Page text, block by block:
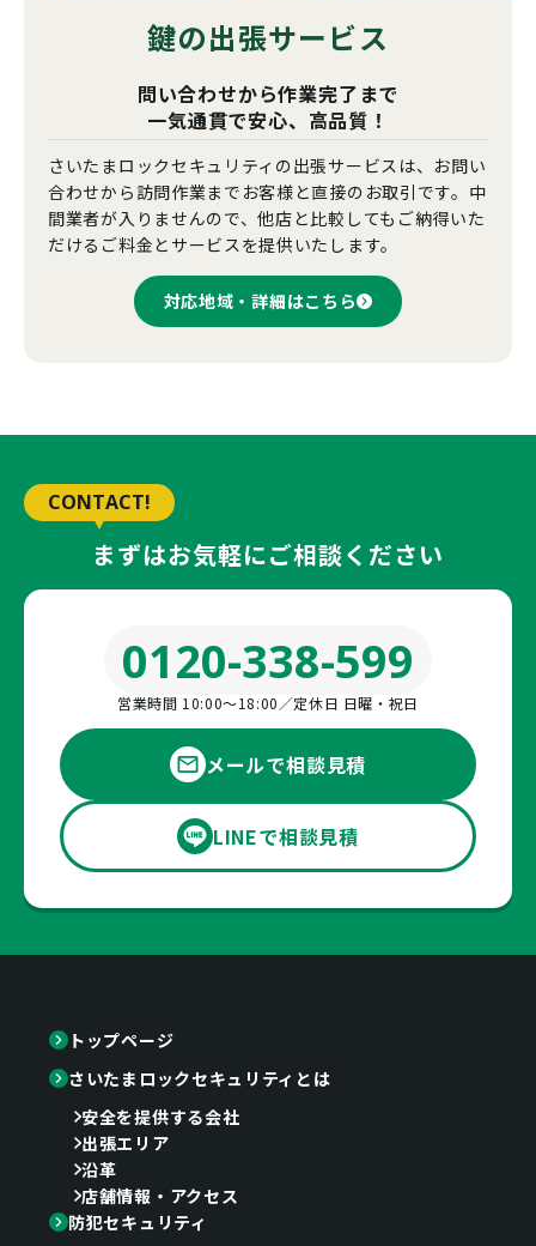
鍵の出張サービス
問い合わせから作業完了まで
一気通貫で安心、高品質！
さいたまロックセキュリティの出張サービスは、お問い
合わせから訪問作業までお客様と直接のお取引です。中
間業者が入りませんので、他店と比較してもご納得いた
だけるご料金とサービスを提供いたします。
対応地域・詳細はこちら
CONTACT!
まずはお気軽にご相談ください
0120-338-599
営業時間 10:00〜18:00／定休日 日曜・祝日
メールで相談見積
LINEで相談見積
トップページ
さいたまロックセキュリティとは
安全を提供する会社
出張エリア
沿革
店舗情報・アクセス
防犯セキュリティ